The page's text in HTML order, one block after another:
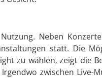
Neben
statt. Die
zu wählen, zeigt die
zwischen Live-